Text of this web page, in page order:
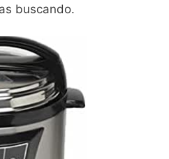
buscando.